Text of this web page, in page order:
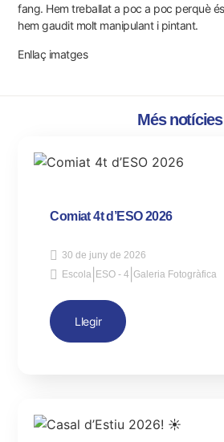
fang. Hem treballat a poc a poc perquè
hem gaudit molt manipulant i pintant.
Enllaç imatges
Més notícies
Comiat 4t d’ESO 2026
30 de juny de 2026
Escola ESO - 4 |Galeria Fotogràfica
Llegir